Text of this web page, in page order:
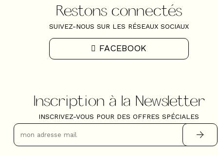
Restons connectés
SUIVEZ-NOUS SUR LES RÉSEAUX SOCIAUX
FACEBOOK
Inscription à la Newsletter
INSCRIVEZ-VOUS POUR DES OFFRES SPÉCIALES